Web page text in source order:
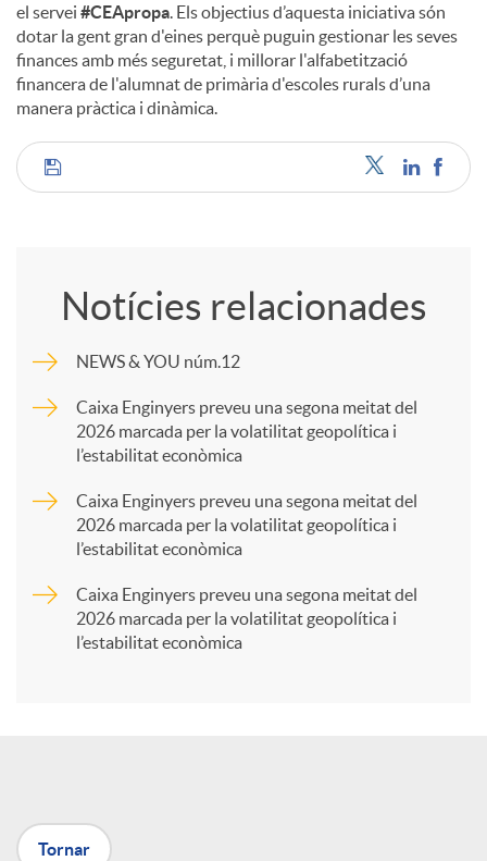
el servei #CEApropa. Els objectius d’aquesta iniciativa són
dotar la gent gran d'eines perquè puguin gestionar les seves
finances amb més seguretat, i millorar l'alfabetització
financera de l'alumnat de primària d'escoles rurals d’una
manera pràctica i dinàmica.
C
m
p
a
Notícies relacionades
NEWS & YOU núm.12
Caixa Enginyers preveu una segona meitat del
2026 marcada per la volatilitat geopolítica i
l’estabilitat econòmica
Caixa Enginyers preveu una segona meitat del
2026 marcada per la volatilitat geopolítica i
l’estabilitat econòmica
Caixa Enginyers preveu una segona meitat del
2026 marcada per la volatilitat geopolítica i
l’estabilitat econòmica
Tornar